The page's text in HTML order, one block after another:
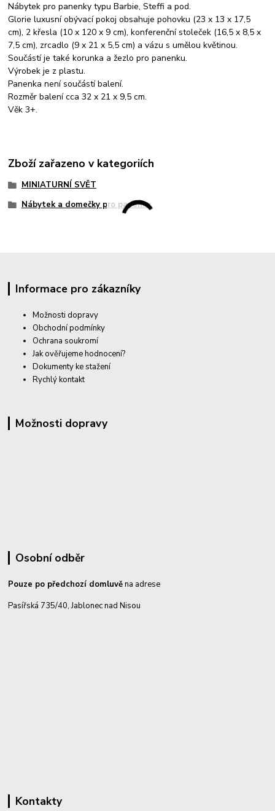
Nábytek pro panenky typu Barbie, Steffi a pod.
Glorie luxusní obývací pokoj obsahuje pohovku (23 x 13 x 17,5
cm), 2 křesla (10 x 120 x 9 cm), konferenční stoleček (16,5 x 8,5 x
7,5 cm), zrcadlo (9 x 21 x 5,5 cm) a vázu s umělou květinou.
Součástí je také korunka a žezlo pro panenku.
Výrobek je z plastu.
Panenka není součástí balení.
Rozměr balení cca 32 x 21 x 9,5 cm.
Věk 3+.
Zboží zařazeno v kategoriích
MINIATURNÍ SVĚT
Nábytek a domečky pro panenky
Informace pro zákazníky
Možnosti dopravy
Obchodní podmínky
Ochrana soukromí
Jak ověřujeme hodnocení?
Dokumenty ke stažení
Rychlý kontakt
Možnosti dopravy
Osobní odběr
Pouze po předchozí domluvěna adrese
Pasířská 735/40, Jablonec nad Nisou
Kontakty